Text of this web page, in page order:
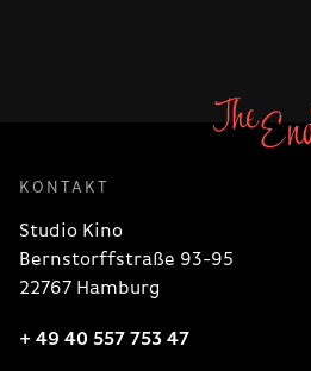
KONTAKT
Studio Kino
Bernstorffstraße 93-95
22767 Hamburg
+ 49 40 557 753 47